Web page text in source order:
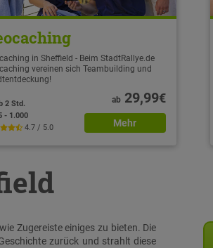
in Sheffield - Beim StadtRallye.de
vereinen sich Teambuilding und
2 Std.
- 1.000
4.7 / 5.0
ab29,99€
Mehr
Zugereiste einiges zu bieten. Die
zurück und strahlt diese